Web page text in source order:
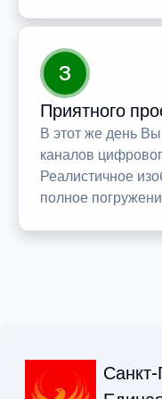
3
Приятного
В этот же день Вы
каналов
Реалистичное
полное
Санкт-